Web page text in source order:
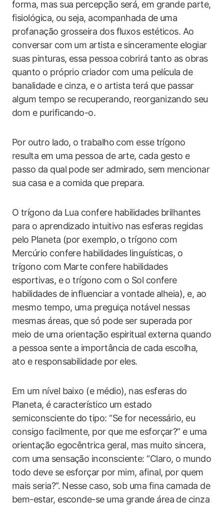
forma, mas sua percepção será, em grande parte,
fisiológica, ou seja, acompanhada de uma
profanação grosseira dos fluxos estéticos. Ao
conversar com um artista e sinceramente elogiar
suas pinturas, essa pessoa cobrirá tanto as obras
quanto o próprio criador com uma película de
banalidade e cinza, e o artista terá que passar
algum tempo se recuperando, reorganizando seu
dom e purificando-o.
Por outro lado, o trabalho com esse trígono
resulta em uma pessoa de arte, cada gesto e
passo da qual pode ser admirado, sem mencionar
sua casa e a comida que prepara.
O trígono da Lua confere habilidades brilhantes
para o aprendizado intuitivo nas esferas regidas
pelo Planeta (por exemplo, o trígono com
Mercúrio confere habilidades linguísticas, o
trígono com Marte confere habilidades
esportivas, e o trígono com o Sol confere
habilidades de influenciar a vontade alheia), e, ao
mesmo tempo, uma preguiça notável nessas
mesmas áreas, que só pode ser superada por
meio de uma orientação espiritual externa quando
a pessoa sente a importância de cada escolha,
ato e responsabilidade por eles.
Em um nível baixo (e médio), nas esferas do
Planeta, é característico um estado
semiconsciente do tipo: “Se for necessário, eu
consigo facilmente, por que me esforçar?” e uma
orientação egocêntrica geral, mas muito sincera,
com uma sensação inconsciente: “Claro, o mundo
todo deve se esforçar por mim, afinal, por quem
mais seria?”. Nesse caso, sob uma fina camada de
bem-estar, esconde-se uma grande área de cinza